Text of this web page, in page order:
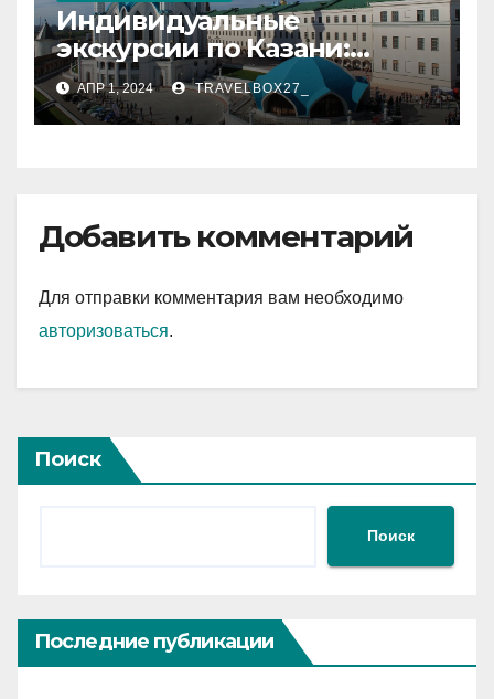
Индивидуальные
экскурсии по Казани:
откройте город с новой
стороны
АПР 1, 2024 TRAVELBOX27_
Добавить комментарий
Для отправки комментария вам необходимо
авторизоваться.
Поиск
Поиск
Последние публикации